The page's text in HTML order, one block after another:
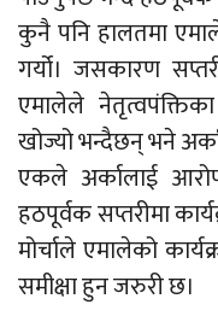
कुनै पनि हालतमा
गर्यो। जसकारण
एमालेले
खोज्यो भन्दैछन् भने
एकले अर्कालाई
हठपूर्वक सप्तरीमा
मोर्चाले एमालेको
समीक्षा हुन जरुरी छ।